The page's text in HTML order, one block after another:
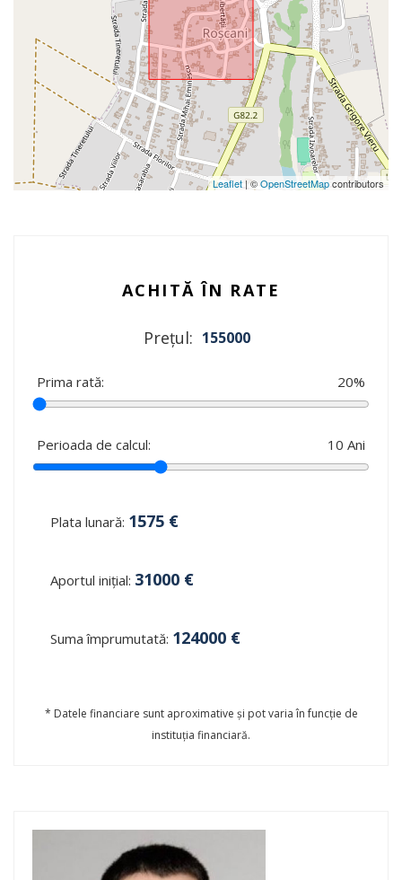
Leaflet| ©OpenStreetMapcontributors
ACHITĂ ÎN RATE
Prețul: 155000
Prima rată: 20%
Perioada de calcul: 10 Ani
Plata lunară: 1575 €
Aportul inițial: 31000 €
Suma împrumutată: 124000 €
* Datele financiare sunt aproximative și pot varia în funcție de
instituția financiară.